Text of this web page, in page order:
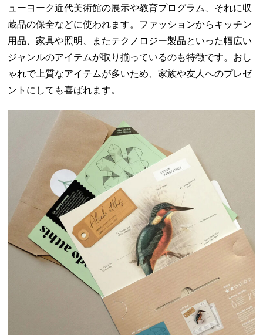
ューヨーク近代美術館の展示や教育プログラム、それに収
蔵品の保全などに使われます。ファッションからキッチン
用品、家具や照明、またテクノロジー製品といった幅広い
ジャンルのアイテムが取り揃っているのも特徴です。おし
ゃれで上質なアイテムが多いため、家族や友人へのプレゼ
ントにしても喜ばれます。